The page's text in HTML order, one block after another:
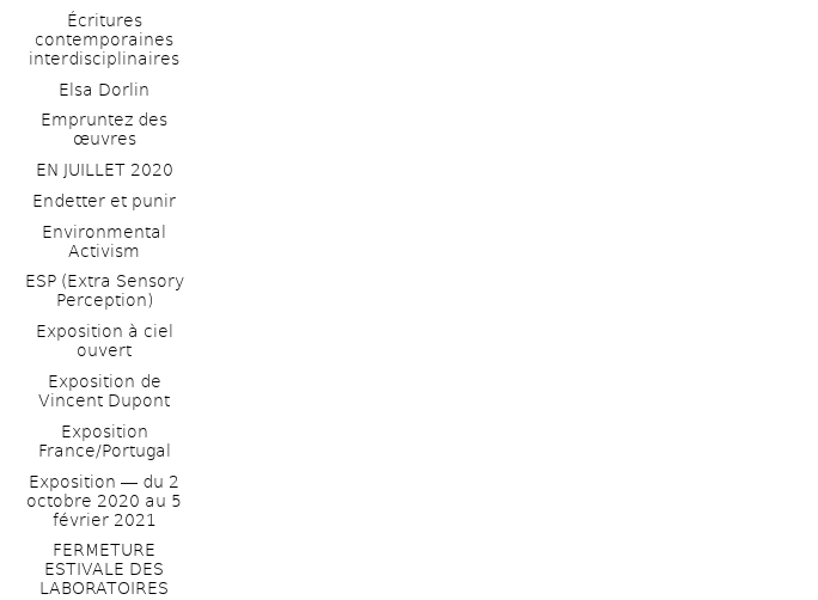
Écritures
contemporaines
interdisciplinaires
Elsa Dorlin
Empruntez des
œuvres
EN JUILLET 2020
Endetter et punir
Environmental
Activism
ESP (Extra Sensory
Perception)
Exposition à ciel
ouvert
Exposition de
Vincent Dupont
Exposition
France/Portugal
Exposition ― du 2
octobre 2020 au 5
février 2021
FERMETURE
ESTIVALE DES
LABORATOIRES